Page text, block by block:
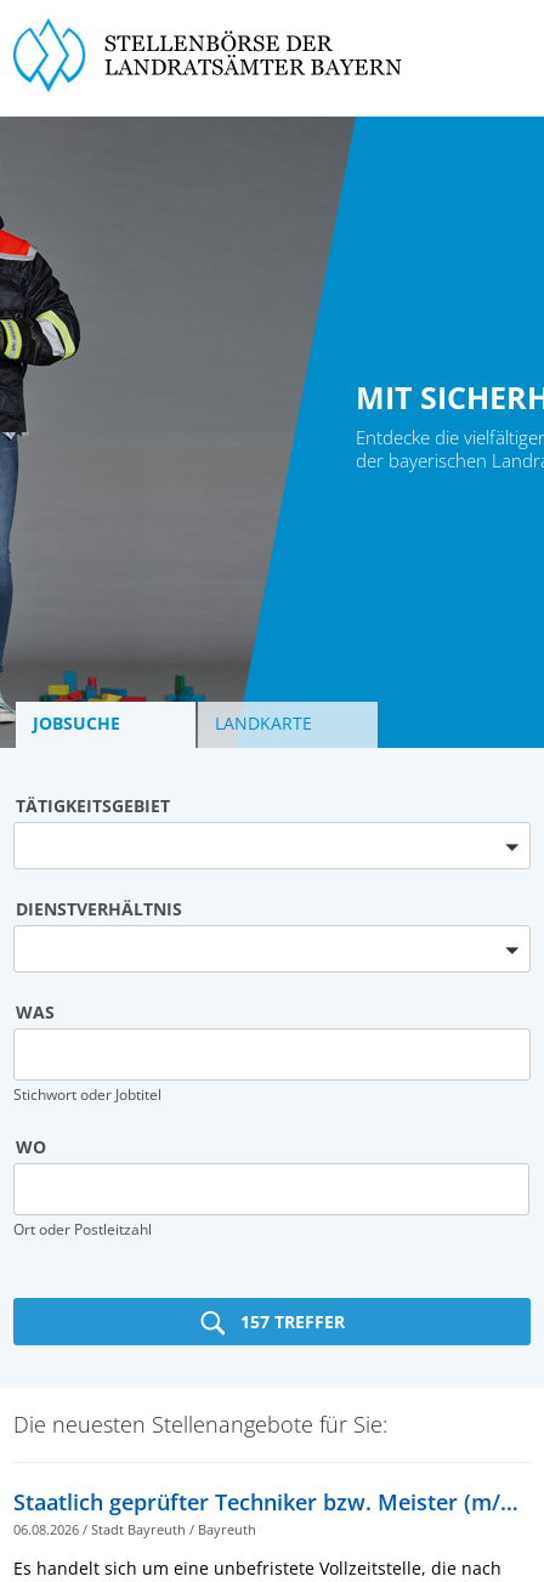
MIT
Entdecke die
der bayerischen
JOBSUCHE LANDKARTE
TÄTIGKEITSGEBIET
DIENSTVERHÄLTNIS
WAS
Stichwort oder Jobtitel
WO
Ort oder Postleitzahl
157 TREFFER
Die neuesten Stellenangebote für Sie:
Staatlich geprüfter Techniker bzw. Meister (m/w/d), Schwerpunkt Tiefbau/Straßenbau
06.08.2026 /Stadt Bayreuth / Bayreuth
Es handelt sich um eine unbefristete Vollzeitstelle, die nach